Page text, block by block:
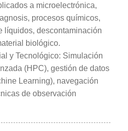
a microelectrónica,
procesos químicos,
líquidos, descontaminación
biológico.
y Tecnológico: Simulación
(HPC), gestión de datos
Learning), navegación
de observación